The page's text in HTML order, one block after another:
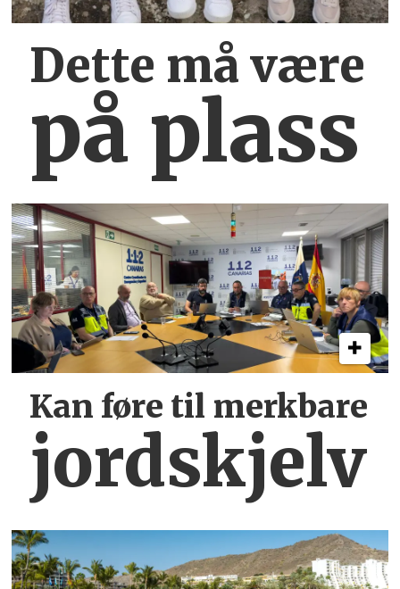
Dette må være
på plass
Kan føre til merkbare
jordskjelv